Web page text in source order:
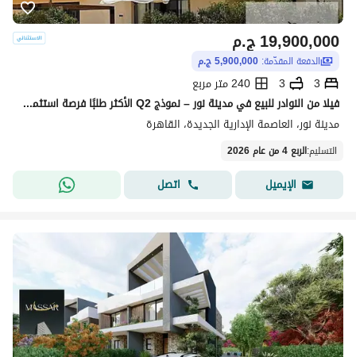
ج.م19,900,000
الدفعة المقدّمة: 5,900,000 ج.م
3
3
240 متر مربع
فيلا من النوادر للبيع في مدينة نور – نموذج Q2 الأكثر طلبًا فرصة استثمارية وسكنية مميزة أقساط ممتدة حتى 15 سنة – أوفر استثنائي للبيع السريع
مدينة نور، العاصمة الإدارية الجديدة، القاهرة
التسليم:الربع 4 من عام 2026
الإيميل اتصل